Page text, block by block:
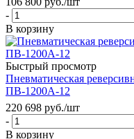
-
В корзину
Быстрый просмотр
Пневматическая
ПВ-1200А-12
220 698 руб./шт
-
В корзину